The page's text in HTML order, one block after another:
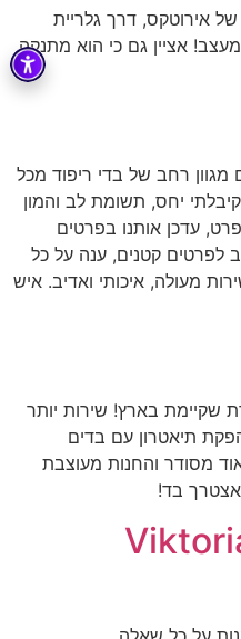
אירוטקס, דרך גלריית
אציין גם כי הוא מתנקה
מגוון רחב של בדי ריפוד מכל
קיבלתי יחס, תשומת לב והמון
עדכן אותנו בפרטים
לפרטים קטנים, ענה על כל
מעולה, איכותי ואדיב. איש
שקיימת בארץ! שירות יותר
תיאטרון עם בדים
מסודר והחנות מעוצבת
בד!